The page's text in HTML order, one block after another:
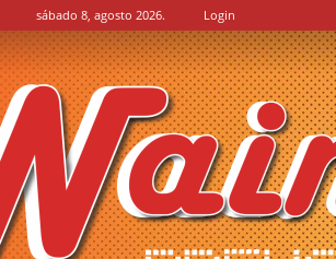
sábado 8, agosto 2026. Login